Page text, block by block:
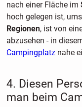
nach einer Fläche im
hoch gelegen ist,
Regionen, ist von
abzusehen - in
Campingplatznahe
4. Diesen
man beim